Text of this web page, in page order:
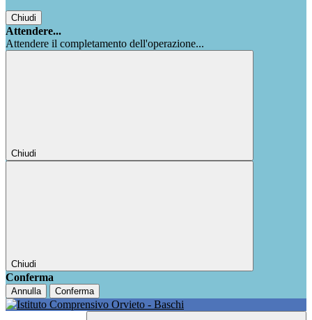
Chiudi
Attendere...
Attendere il completamento dell'operazione...
Chiudi
Chiudi
Conferma
Annulla Conferma